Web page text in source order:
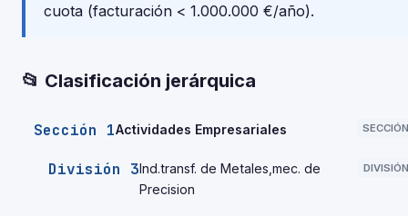
cuota (facturación < 1.000.000 €/año).
📂 Clasificación jerárquica
Sección 1Actividades Empresariales SECCIÓN
División 3Ind.transf. de Metales,mec. de
Precision
DIVISIÓN